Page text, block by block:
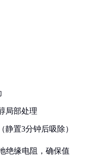
局部处理
静置3分钟后吸除）
绝缘电阻，确保值